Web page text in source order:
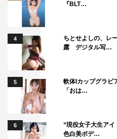
『BLT…
4
ちとせよしの、レ
露 デジタル写…
5
軟体Iカップグラビ
「おは…
6
“現役女子大生ア
色白美ボデ…